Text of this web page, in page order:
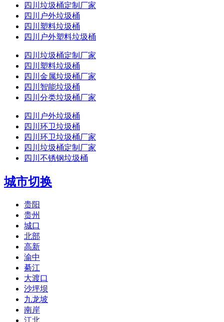
四川垃圾桶定制厂家
四川户外垃圾桶
四川塑料垃圾桶
四川户外塑料垃圾桶
四川垃圾桶定制厂家
四川塑料垃圾桶
四川金属垃圾桶厂家
四川智能垃圾桶
四川分类垃圾桶厂家
四川户外垃圾桶
四川环卫垃圾桶
四川环卫垃圾桶厂家
四川垃圾桶定制厂家
四川不锈钢垃圾桶
城市切换
贵阳
贵州
城口
北部
高新
渝中
綦江
大渡口
沙坪坝
九龙坡
南岸
江北